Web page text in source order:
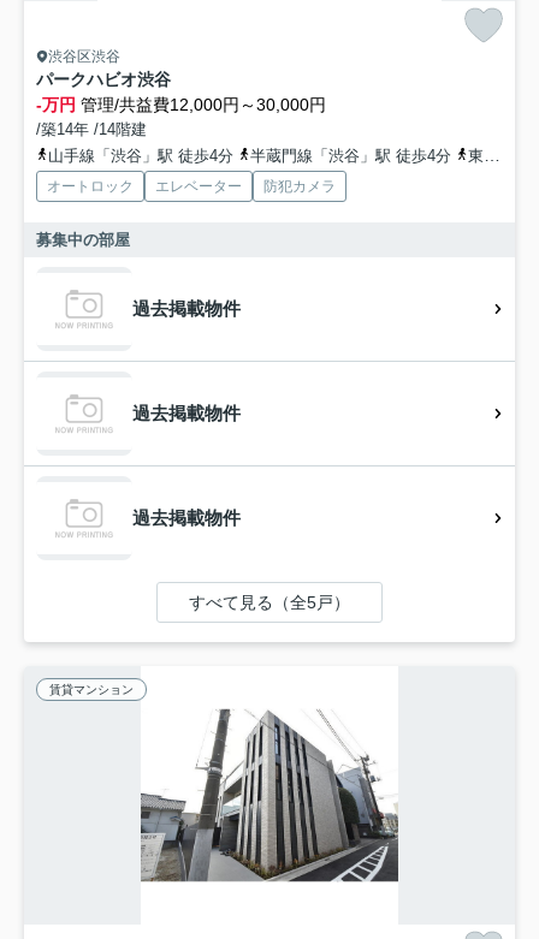
渋谷区渋谷
パークハビオ渋谷
-万円 管理/共益費12,000円～30,000円
/築14年 /14階建
山手線「渋谷」駅 徒歩4分
半蔵門線「渋谷」駅 徒歩4分 東急田園都市線「渋谷」駅 徒歩5分
オートロック エレベーター 防犯カメラ
募集中の部屋
過去掲載物件
過去掲載物件
過去掲載物件
すべて見る（全5戸）
賃貸マンション